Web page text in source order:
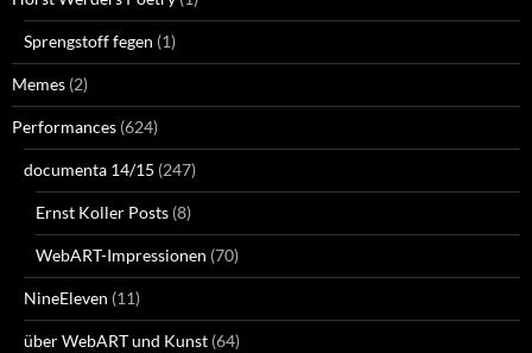
Sprengstoff fegen (1)
Memes (2)
Performances (624)
documenta 14/15 (247)
Ernst Koller Posts (8)
WebART-Impressionen (70)
NineEleven (11)
über WebART und Kunst (64)